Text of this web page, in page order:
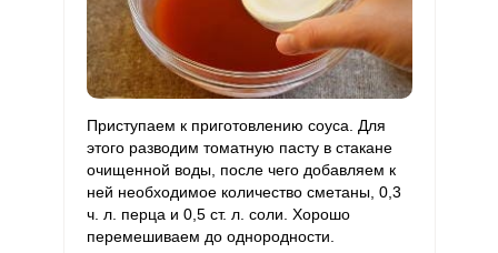
Приступаем к приготовлению соуса. Для
этого разводим томатную пасту в стакане
очищенной воды, после чего добавляем к
ней необходимое количество сметаны, 0,3
ч. л. перца и 0,5 ст. л. соли. Хорошо
перемешиваем до однородности.
Забыли пароль?
ОТПРАВИТЬ СООБЩЕНИЕ